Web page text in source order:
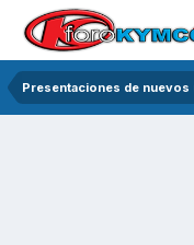
Presentaciones de nuevos